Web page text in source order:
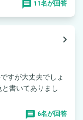
11名が回答
navigate_next
すが大丈夫でしょ
書いてありまし
6名が回答